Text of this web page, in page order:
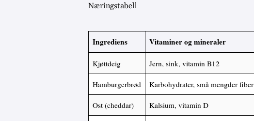
Næringstabell
Ingrediens Vitaminer og mineraler
Kjøttdeig Jern, sink, vitamin B12
Hamburgerbrød Karbohydrater, små mengder fiber
Ost (cheddar) Kalsium, vitamin D